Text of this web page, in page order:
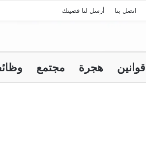
اتصل بنا أرسل لنا قضيتك
قوانين هجرة مجتمع